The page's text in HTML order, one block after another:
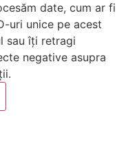
date, cum ar fi
uri unice pe acest
sau îți retragi
negative asupra